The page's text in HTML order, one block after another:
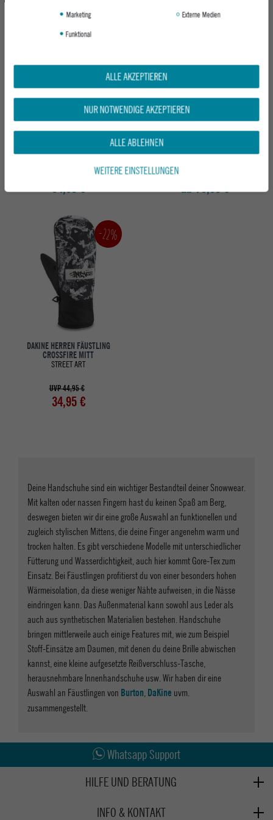
DAKINE HERREN FÄUSTLING FILLMORE
MITT
54,95 €
DAKINE HERREN FÄUSTLING LEATHER
SCOUT MITT
ab 79,95 €
-22%
DAKINE HERREN FÄUSTLING
CROSSFIRE MITT
STREET ART
UVP 44,95 €
34,95 €
Deine Handschuhe sind ein wichtiger Bestandteil deiner Snowwear.
Mit kalten oder nassen Fingern hast du keinen Spaß am Berg,
deswegen bieten wir dir eine große Auswahl an funktionellen und
zugleich stylischen Mittens, die deine Finger angenehm warm und
trocken halten. Es gibt verschiedene Modelle mit unterschiedlicher
Fütterung und Wasserdichtigkeit, auch hier kommt Gore-Tex zum
Einsatz. Bei Fäustlingen profitierst du von einer besonders hohen
Wärmeisolation, da diese weniger Nähte aufweisen, in die Nässe
eindringen kann. Das Außenmaterial kann sowohl aus Leder als
auch aus synthetischen Materialien bestehen. Handschuhe
bringen mittlerweile auch einige Features mit, wie zum Beispiel
Stoff-Einsätze am Daumen, mit denen du deine Brille abwischen
kannst, eine kleine aufgesetzte Reißverschluss-Tasche,
herausnehmbare Innenhandschuhe usw. Wir haben dir eine
Auswahl an Fäustlingen von Burton DaKine uvm.
zusammengestellt.
Whatsapp Support
HILFE UND BERATUNG
INFO & KONTAKT
Marketing
Externe Medien
Funktional
ALLE AKZEPTIEREN
NUR NOTWENDIGE AKZEPTIEREN
ALLE ABLEHNEN
WEITERE EINSTELLUNGEN